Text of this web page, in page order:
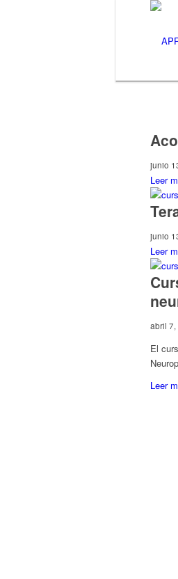
junio
Leer
junio
Leer
abril 7,
El
Leer